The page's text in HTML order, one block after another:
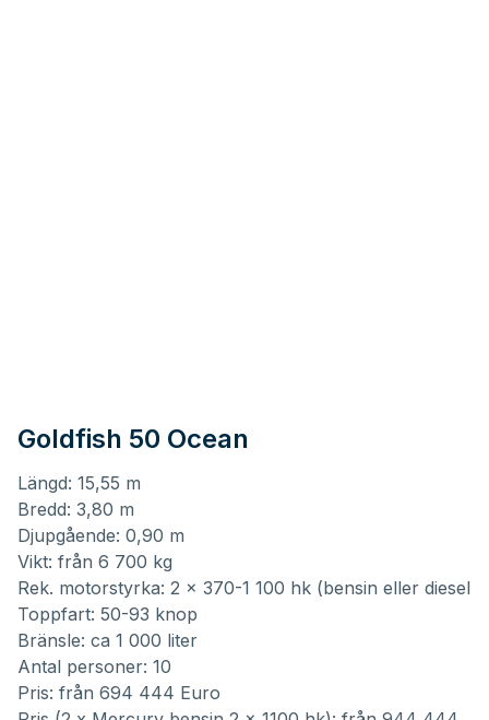
Goldfish 50 Ocean
Längd: 15,55 m
Bredd: 3,80 m
Djupgående: 0,90 m
Vikt: från 6 700 kg
Rek. motorstyrka: 2 x 370-1 100 hk (bensin eller diesel
Toppfart: 50-93 knop
Bränsle: ca 1 000 liter
Antal personer: 10
Pris: från 694 444 Euro